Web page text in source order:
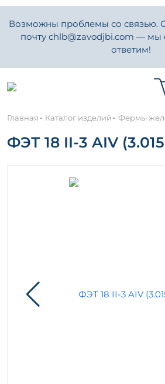
Возможны проблемы со связью.
почту chlb@zavodjbi.com — мы
ответим!
Главная- Каталог изделий- Фермы
ФЭТ 18 II-3 AIV